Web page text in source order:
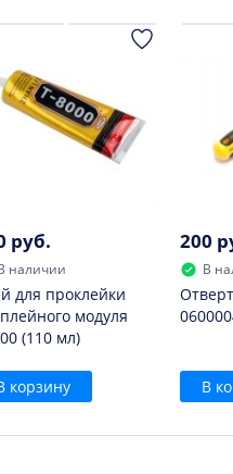
и его установка на
руб.
наличии
для проклейки
модуля
(110 мл)
корзину
200
В
В